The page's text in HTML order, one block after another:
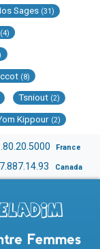
Sages (31)
(4)
(8)
Tsniout (2)
Kippour (2)
France
Canada